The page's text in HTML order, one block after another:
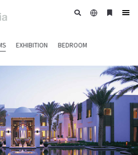
EXHIBITION BEDROOM
日
ブ
ー
ク